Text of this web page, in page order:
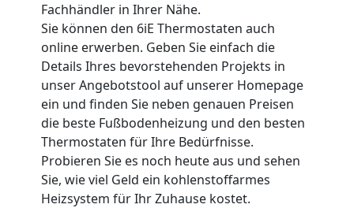
Fachhändler in Ihrer Nähe.
Sie können den 6iE Thermostaten auch
online erwerben. Geben Sie einfach die
Details Ihres bevorstehenden Projekts in
unser Angebotstool auf unserer Homepage
ein und finden Sie neben genauen Preisen
die beste Fußbodenheizung und den besten
Thermostaten für Ihre Bedürfnisse.
Probieren Sie es noch heute aus und sehen
Sie, wie viel Geld ein kohlenstoffarmes
Heizsystem für Ihr Zuhause kostet.